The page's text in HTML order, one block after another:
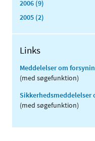
2006 (9)
2005 (2)
Links
Meddelelser om
(med søgefunktion)
(med søgefunktion)